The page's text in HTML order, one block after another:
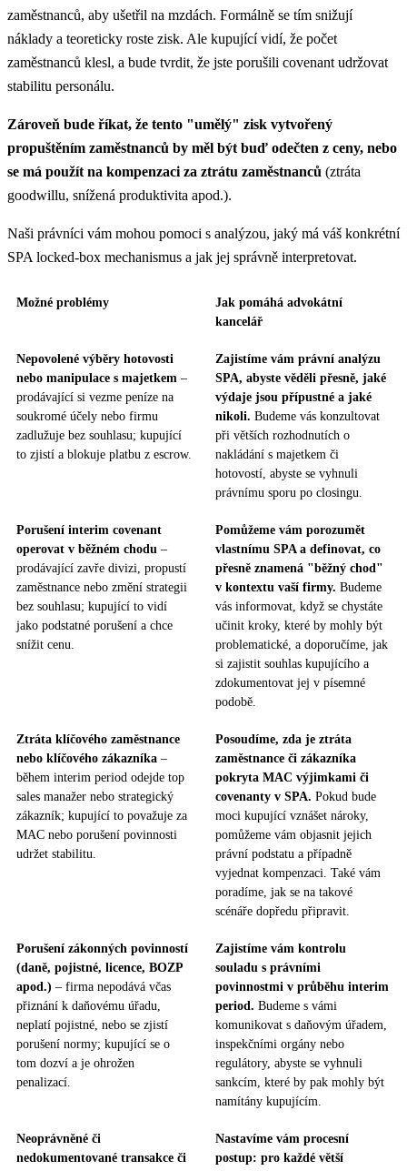
zaměstnanců, aby ušetřil na mzdách. Formálně se tím snižují
náklady a teoreticky roste zisk. Ale kupující vidí, že počet
zaměstnanců klesl, a bude tvrdit, že jste porušili covenant udržovat
stabilitu personálu.
Zároveň bude říkat, že tento "umělý" zisk vytvořený
propuštěním zaměstnanců by měl být buď odečten z ceny, nebo
se má použít na kompenzaci za ztrátu zaměstnanců (ztráta
goodwillu, snížená produktivita apod.).
Naši právníci vám mohou pomoci s analýzou, jaký má váš konkrétní
SPA locked-box mechanismus a jak jej správně interpretovat.
Možné problémy
Jak pomáhá advokátní
kancelář
Nepovolené výběry hotovosti
nebo manipulace s majetkem –
prodávající si vezme peníze na
soukromé účely nebo firmu
zadlužuje bez souhlasu; kupující
to zjistí a blokuje platbu z escrow.
Zajistíme vám právní analýzu
SPA, abyste věděli přesně, jaké
výdaje jsou přípustné a jaké
nikoli. Budeme vás konzultovat
při větších rozhodnutích o
nakládání s majetkem či
hotovostí, abyste se vyhnuli
právnímu sporu po closingu.
Porušení interim covenant
operovat v běžném chodu –
prodávající zavře divizi, propustí
zaměstnance nebo změní strategii
bez souhlasu; kupující to vidí
jako podstatné porušení a chce
snížit cenu.
Pomůžeme vám porozumět
vlastnímu SPA a definovat, co
přesně znamená "běžný chod"
v kontextu vaší firmy. Budeme
vás informovat, když se chystáte
učinit kroky, které by mohly být
problematické, a doporučíme, jak
si zajistit souhlas kupujícího a
zdokumentovat jej v písemné
podobě.
Ztráta klíčového zaměstnance
nebo klíčového zákazníka –
během interim period odejde top
sales manažer nebo strategický
zákazník; kupující to považuje za
MAC nebo porušení povinnosti
udržet stabilitu.
Posoudíme, zda je ztráta
zaměstnance či zákazníka
pokryta MAC výjimkami či
covenanty v SPA. Pokud bude
moci kupující vznášet nároky,
pomůžeme vám objasnit jejich
právní podstatu a případně
vyjednat kompenzaci. Také vám
poradíme, jak se na takové
scénáře dopředu připravit.
Porušení zákonných povinností
(daně, pojistné, licence, BOZP
apod.) – firma nepodává včas
přiznání k daňovému úřadu,
neplatí pojistné, nebo se zjistí
porušení normy; kupující se o
tom dozví a je ohrožen
penalizací.
Zajistíme vám kontrolu
souladu s právními
povinnostmi v průběhu interim
period. Budeme s vámi
komunikovat s daňovým úřadem,
inspekčními orgány nebo
regulátory, abyste se vyhnuli
sankcím, které by pak mohly být
namítány kupujícím.
Neoprávněné či
nedokumentované transakce či
Nastavíme vám procesní
postup: pro každé větší